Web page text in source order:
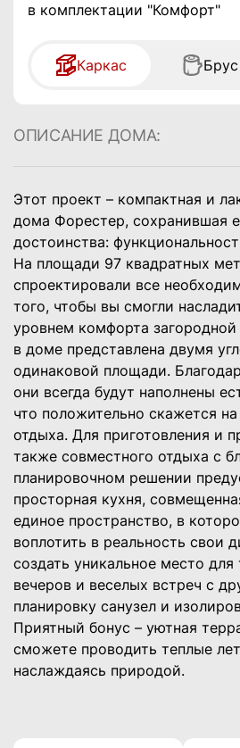
в комплектации "Комфорт"
Каркас Брус
ОПИСАНИЕ ДОМА:
Этот проект – компактная и
дома Форестер, сохранившая
достоинства:
На площади 97 квадратных
спроектировали все
того, чтобы вы смогли
уровнем комфорта
в доме представлена двумя
одинаковой площади.
они всегда будут наполнены
что положительно скажется
отдыха. Для приготовления и
также совместного отдыха с
планировочном решении
просторная кухня,
единое пространство, в
воплотить в реальность свои
создать уникальное место
вечеров и веселых встреч с
планировку санузел и
Приятный бонус – уютная
сможете проводить теплые
наслаждаясь природой.